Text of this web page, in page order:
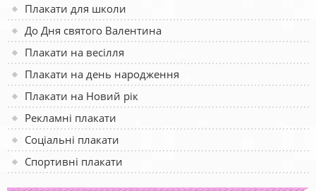
Плакати для школи
До Дня святого Валентина
Плакати на весілля
Плакати на день народження
Плакати на Новий рік
Рекламні плакати
Соціальні плакати
Спортивні плакати